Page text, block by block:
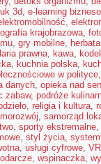
3d, e-learning
,
krajobrazowa,
, gry mobilne, herbata
prawna, kawa,
, kuchnia polska,
w polityce,
danych, opieka nad
zabaw, podróże
, religia i kultura,
, samorząd
, sporty ekstremalne,
, styl życia,
, usługi cyfrowe, VR
, wspinaczka,